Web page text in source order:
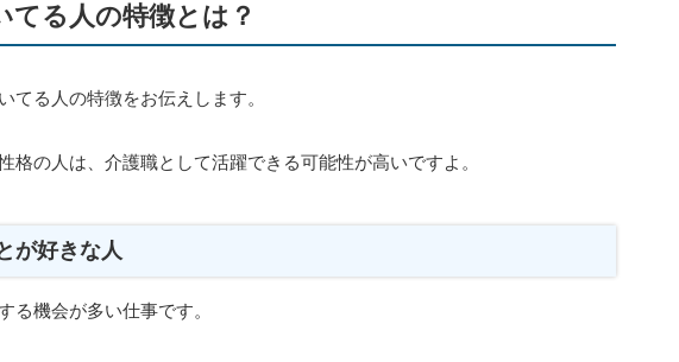
てる人の特徴とは？
てる人の特徴をお伝えします。
格の人は、介護職として活躍できる可能性が高いですよ。
が好きな人
る機会が多い仕事です。